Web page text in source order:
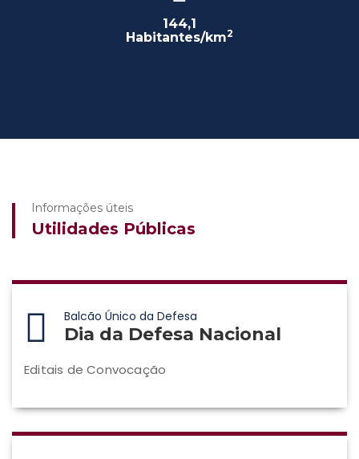
144,1
Habitantes/km2
Informações úteis
Utilidades Públicas
Balcão Único da Defesa
Dia da Defesa Nacional
Editais de Convocação